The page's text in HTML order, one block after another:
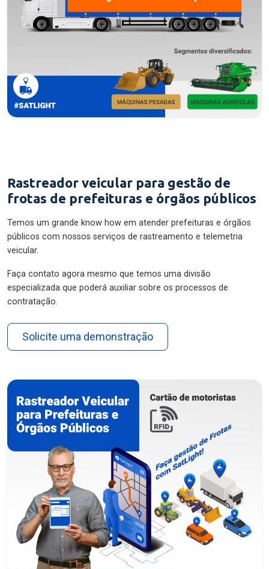
Rastreador veicular para gestão de
frotas de prefeituras e órgãos públicos
Temos um grande know how em atender prefeituras e órgãos
públicos com nossos serviços de rastreamento e telemetria
veicular.
Faça contato agora mesmo que temos uma divisão
especializada que poderá auxiliar sobre os processos de
contratação.
Solicite uma demonstração